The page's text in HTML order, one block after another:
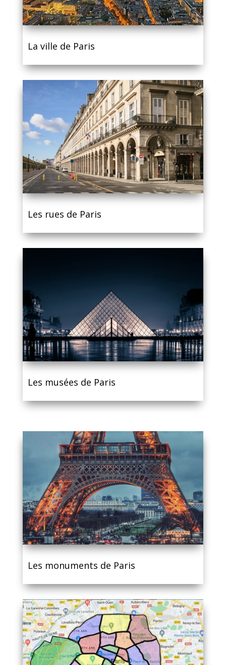
La ville de Paris
Les rues de Paris
Les musées de Paris
Les monuments de Paris